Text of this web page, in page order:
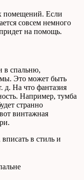
помещений. Если
совсем немного
на помощь.
в спальню,
Это может быть
д. На что фантазия
Например, тумба
странно
винтажная